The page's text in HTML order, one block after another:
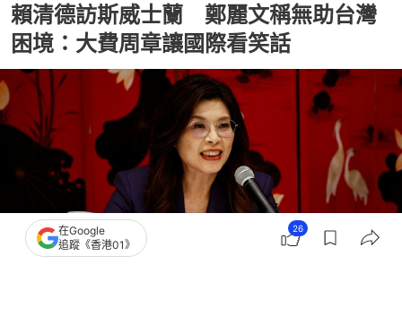
賴清德訪斯威士蘭 鄭麗文稱無助台灣
困境：大費周章讓國際看笑話
在Google
追蹤《香港01》
26